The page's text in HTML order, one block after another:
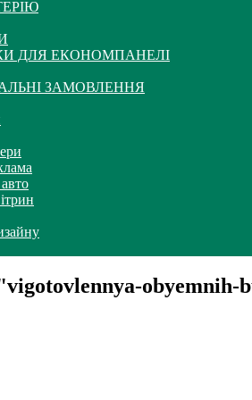
ДЛЯ ЕКОНОМПАНЕЛІ
ЗАМОВЛЕННЯ
obyemnih-